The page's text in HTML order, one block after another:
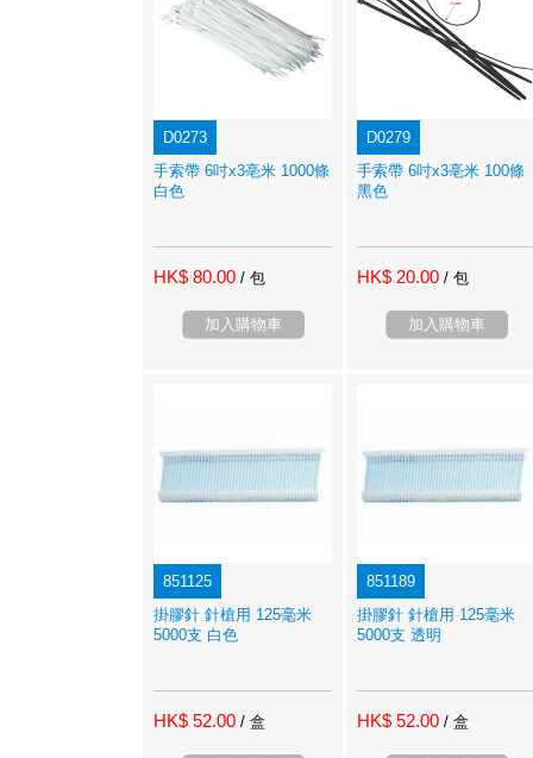
D0273
手索帶 6吋x3亳米 1000條
白色
HK$ 80.00 / 包
加入購物車
D0279
手索帶 6吋x3亳米 100條
黑色
HK$ 20.00 / 包
加入購物車
851125
掛膠針 針槍用 125毫米
5000支 白色
HK$ 52.00 / 盒
851189
掛膠針 針槍用 125毫米
5000支 透明
HK$ 52.00 / 盒